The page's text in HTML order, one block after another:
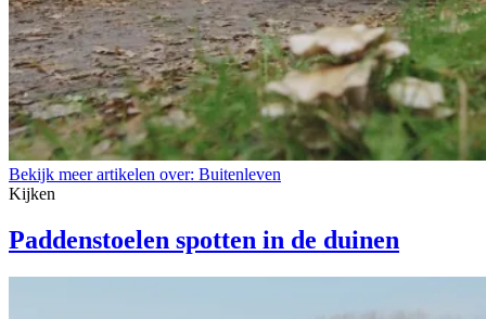
Bekijk meer artikelen over: Buitenleven
Kijken
Paddenstoelen spotten in de duinen